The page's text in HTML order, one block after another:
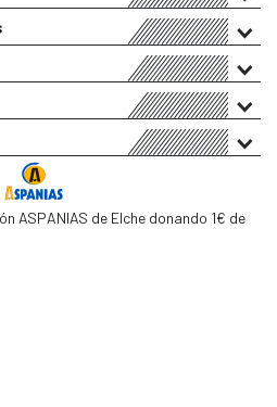
ASPANIAS de Elche donando 1€ de